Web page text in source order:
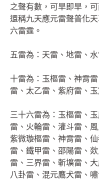
之聲有數，可旱即旱，
還稱九天應元雷聲普化
六雷霆。
五雷為：天雷、地雷、
十雷為：玉樞雷、神霄
雷、太乙雷、紫府雷、
三十六雷為：玉樞雷、
雷、火輪雷、灌斗雷、
紫微璇樞雷、神霄雷、
雷、鐵甲雷、邵陽雷、
雷、三界雷、斬壙雷、
八卦雷、混元鷹犬雷、